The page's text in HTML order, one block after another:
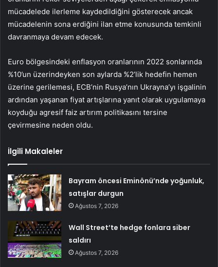
mücadelede ilerleme kaydedildiğini gösterecek ancak
mücadelenin sona erdiğini ilan etme konusunda temkinli
davranmaya devam edecek.
Euro bölgesindeki enflasyon oranlarının 2022 sonlarında
%10’un üzerindeyken son aylarda %2’lik hedefin hemen
üzerine gerilemesi, ECB’nin Rusya’nın Ukrayna’yı işgalinin
ardından yaşanan fiyat artışlarına yanıt olarak uygulamaya
koyduğu agresif faiz artırım politikasını tersine
çevirmesine neden oldu.
İlgili Makaleler
Bayram öncesi Eminönü’nde yoğunluk,
satışlar durgun
Ağustos 7, 2026
Wall Street’te hedge fonlara siber
saldırı
Ağustos 7, 2026